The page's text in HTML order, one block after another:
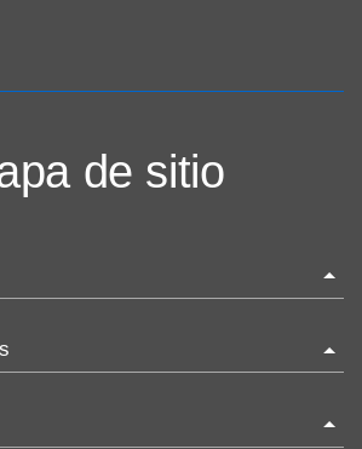
de sitio